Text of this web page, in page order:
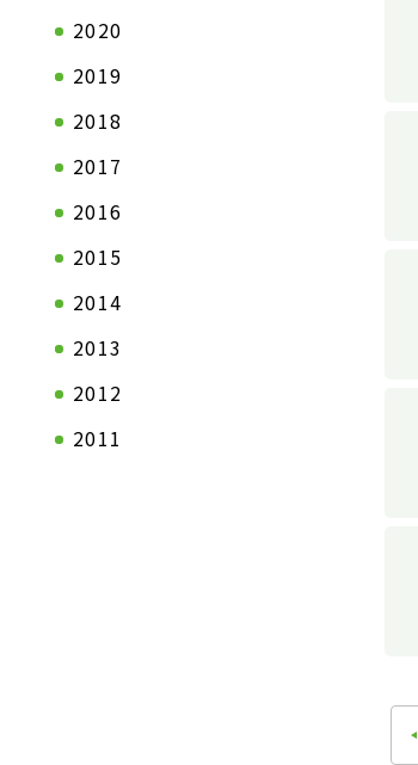
2020
2019
2018
2017
2016
2015
2014
2013
2012
2011